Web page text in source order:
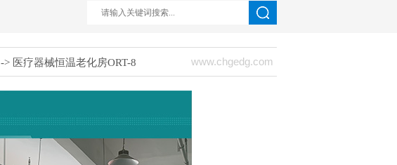
-> 医疗器械恒温老化房ORT-8 www.chgedg.com